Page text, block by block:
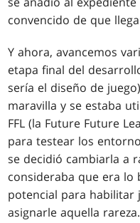
convencido de que
Y ahora, avancemos
etapa final del
sería el diseño de
maravilla y se estaba
FFL (la Future Future
para testear los
se decidió cambiarla a
consideraba que era lo
potencial para habilitar
asignarle aquella rareza.